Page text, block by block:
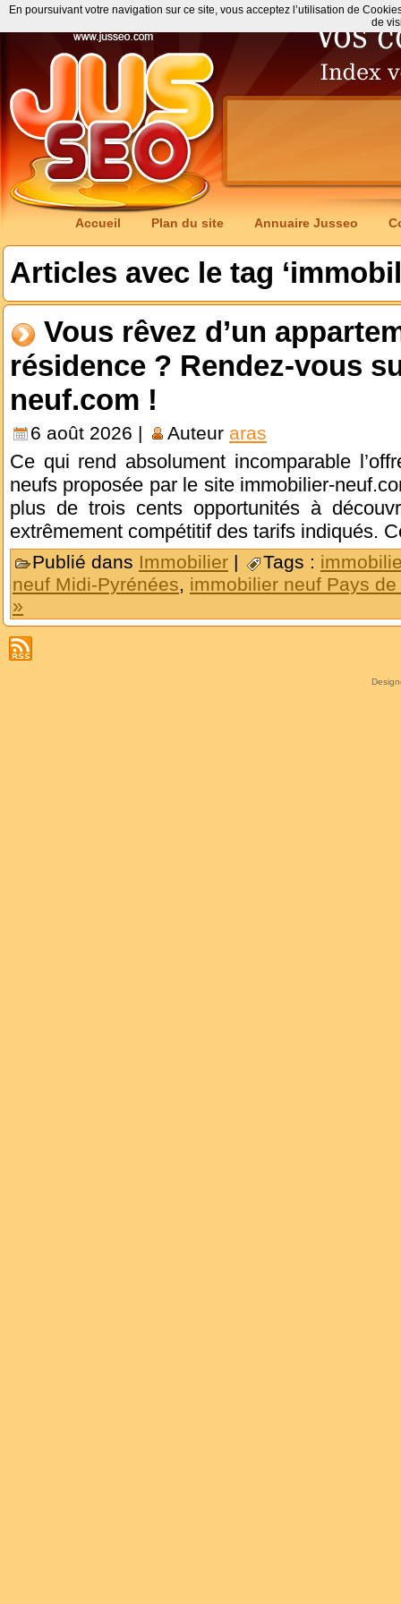
Accueil Plan du site Annuaire Jusseo
Articles avec le tag
Vous rêvez d’un
résidence ? Rendez-vous
neuf.com !
6 août 2026 | Auteur aras
Ce qui rend absolument incomparable
neufs proposée par le site immobilier-
plus de trois cents opportunités à
extrêmement compétitif des tarifs indiqués.
Publié dans Immobilier | Tags :
neuf Midi-Pyrénées, immobilier neuf Pays
»
En poursuivant votre navigation sur ce site, vous acceptez l’utilisation de
de